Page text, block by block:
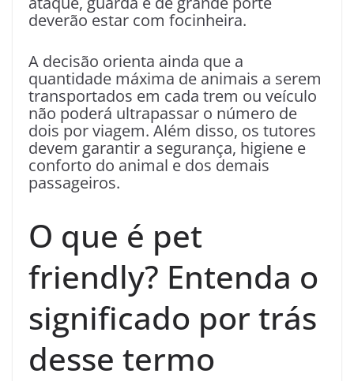
deverão estar com focinheira.
A decisão orienta ainda que a
quantidade máxima de animais a serem
transportados em cada trem ou veículo
não poderá ultrapassar o número de
dois por viagem. Além disso, os tutores
devem garantir a segurança, higiene e
conforto do animal e dos demais
passageiros.
O que é pet
friendly? Entenda o
significado por trás
desse termo